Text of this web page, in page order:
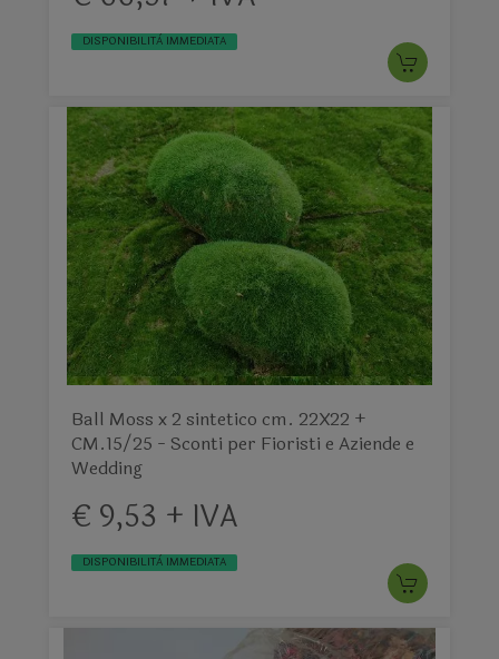
DISPONIBILITÀ IMMEDIATA
Ball Moss x 2 sintetico cm. 22X22 +
CM.15/25 - Sconti per Fioristi e Aziende e
Wedding
€ 9,53 + IVA
DISPONIBILITÀ IMMEDIATA